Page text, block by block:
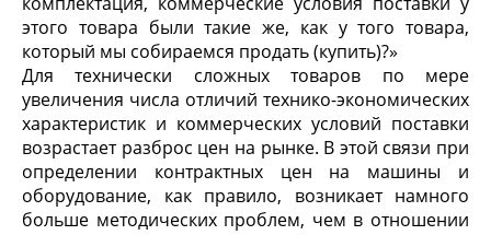
этого товара были такие же, как у того товара,
который мы собираемся продать (купить)?»
Для технически сложных товаров по мере
увеличения числа отличий технико-экономических
характеристик и коммерчес­ких условий поставки
возрастает разброс цен на рынке. В этой связи при
определении контрактных цен на машины и
оборудо­вание, как правило, возникает намного
больше методических проблем, чем в отношении